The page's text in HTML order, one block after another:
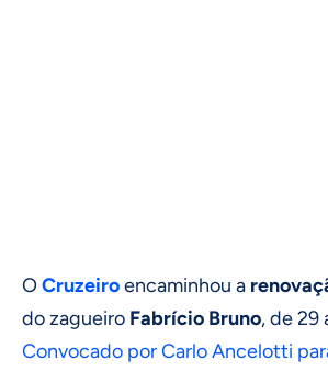
OCruzeiroencaminhou a
do zagueiro Fabrício Bruno, de 29
Convocado por Carlo Ancelotti